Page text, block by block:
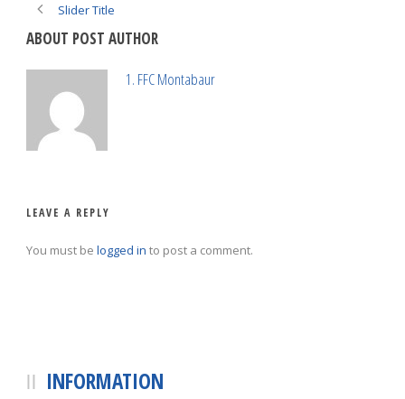
Slider Title
ABOUT POST AUTHOR
1. FFC Montabaur
LEAVE A REPLY
You must be logged in to post a comment.
INFORMATION